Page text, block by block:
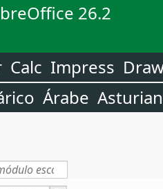
26.2
Calc Impress
Árabe